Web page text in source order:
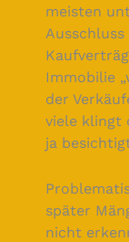
meisten
Immobilie
der
viele klingt
ja
später
nicht